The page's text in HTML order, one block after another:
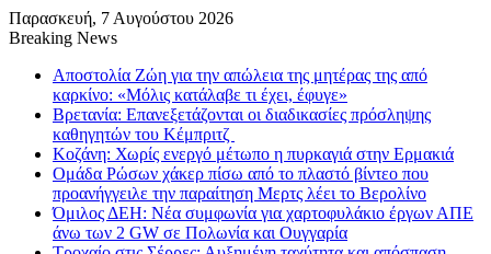
Παρασκευή, 7 Αυγούστου 2026
Breaking News
Αποστολία Ζώη για την απώλεια της μητέρας της από
καρκίνο: «Μόλις κατάλαβε τι έχει, έφυγε»
Βρετανία: Επανεξετάζονται οι διαδικασίες πρόσληψης
καθηγητών του Κέμπριτζ
Κοζάνη: Χωρίς ενεργό μέτωπο η πυρκαγιά στην Ερμακιά
Ομάδα Ρώσων χάκερ πίσω από το πλαστό βίντεο που
προανήγγειλε την παραίτηση Μερτς λέει το Βερολίνο
Όμιλος ΔΕΗ: Νέα συμφωνία για χαρτοφυλάκιο έργων ΑΠΕ
άνω των 2 GW σε Πολωνία και Ουγγαρία